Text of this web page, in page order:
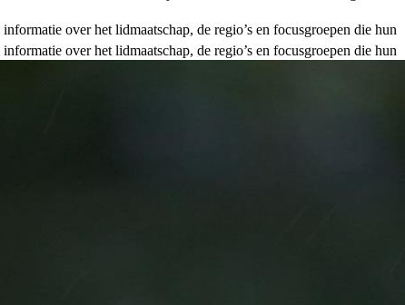
over het lidmaatschap, de regio’s en focusgroepen die hun
over het lidmaatschap, de regio’s en focusgroepen die hun